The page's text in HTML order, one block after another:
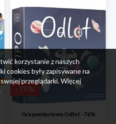
-75%
Gra pamięciowa Odlot -76%
korzystanie z naszych
cookies były zapisywane na
przeglądarki. Więcej